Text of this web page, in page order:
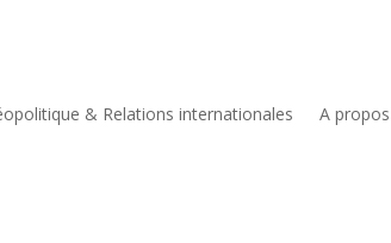
& Relations internationales A propos